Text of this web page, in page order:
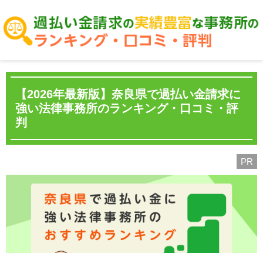
【2026年最新版】奈良県で過払い金請求に
強い法律事務所のランキング・口コミ・評
判
PR